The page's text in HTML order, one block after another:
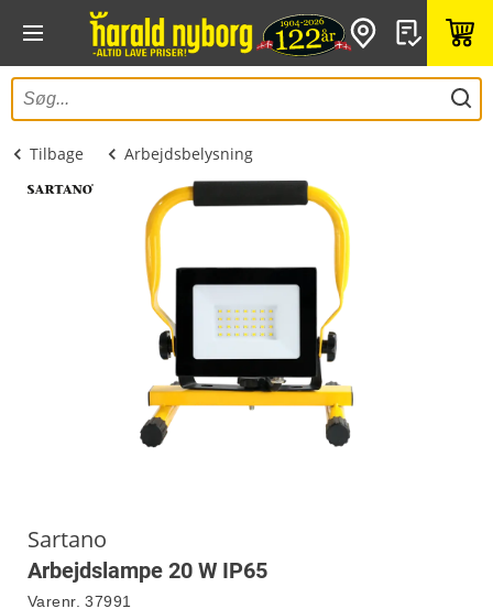
Tilbage Arbejdsbelysning
Sartano
Arbejdslampe 20 W IP65
Varenr. 37991